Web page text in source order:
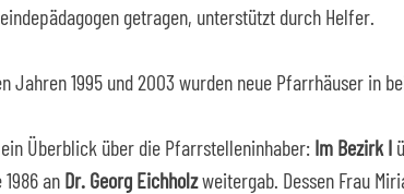
getragen, unterstützt durch Helfer.
Jahren 1995 und 2003 wurden neue Pfarrhäuser in
Überblick über die Pfarrstelleninhaber: Im Bezirk I
1986 an Dr. Georg Eichholzweitergab. Dessen Frau